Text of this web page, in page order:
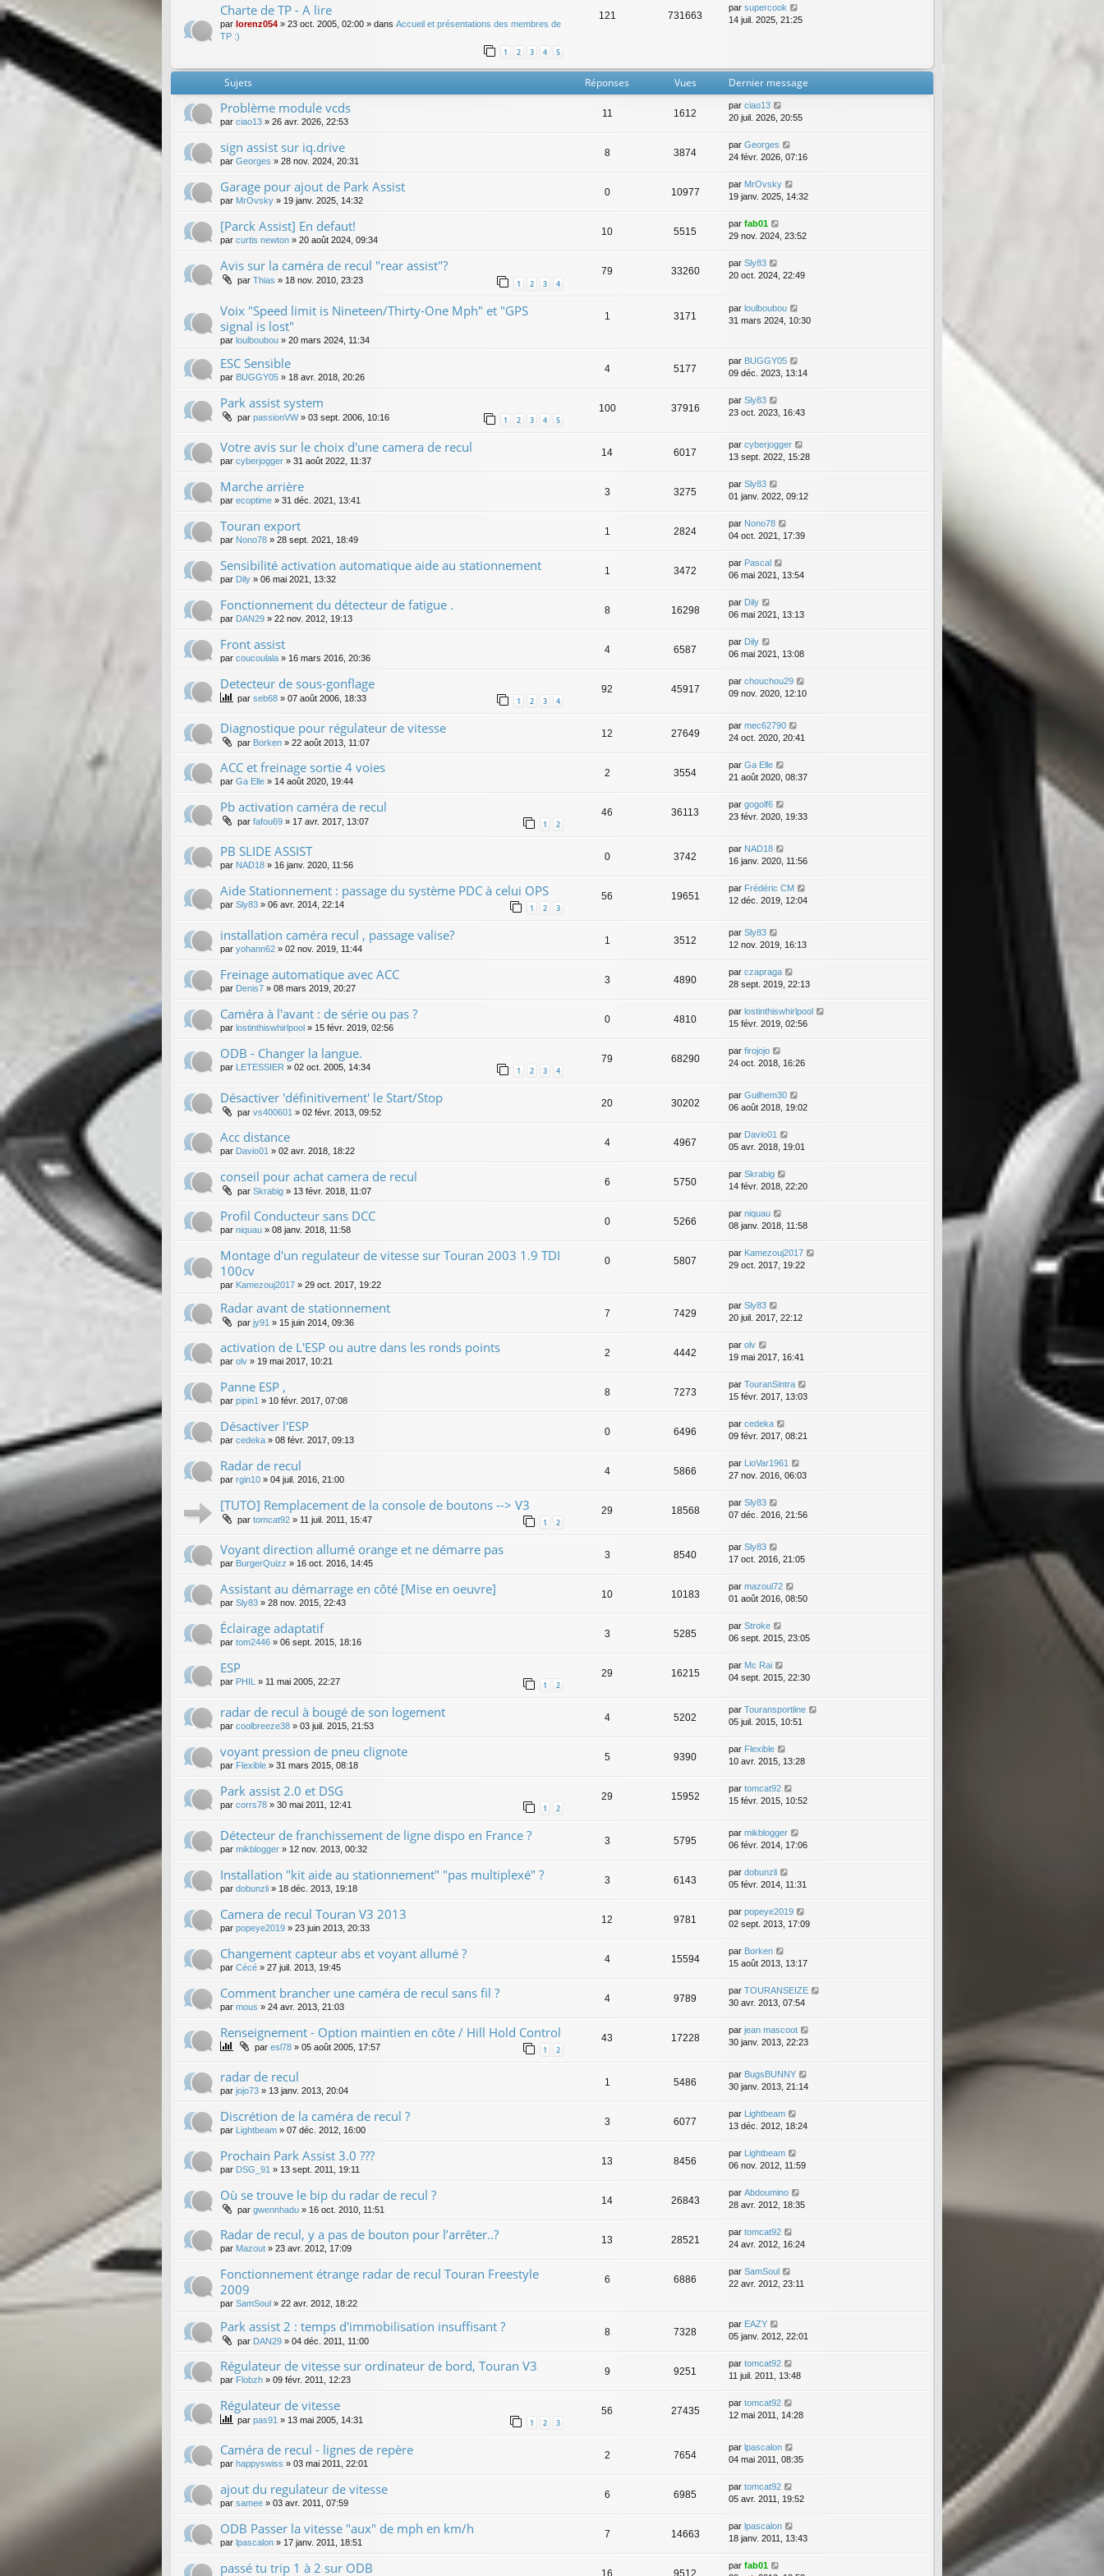
Charte de TP - A lire
par lorenz054 » 23 oct. 2005, 02:00 » dans Accueil et présentations des membres de
TP :)
1 2 3 4 5
121 731663
par supercook
14 juil. 2025, 21:25
Sujets Réponses Vues Dernier message
Problème module vcds
par ciao13 » 26 avr. 2026, 22:53
11 1612
par ciao13
20 juil. 2026, 20:55
sign assist sur iq.drive
par Georges » 28 nov. 2024, 20:31
8 3874
par Georges
24 févr. 2026, 07:16
Garage pour ajout de Park Assist
par MrOvsky » 19 janv. 2025, 14:32
0 10977
par MrOvsky
19 janv. 2025, 14:32
[Parck Assist] En defaut!
par curtis newton » 20 août 2024, 09:34
10 5515
par fab01
29 nov. 2024, 23:52
Avis sur la caméra de recul "rear assist"?
par Thias » 18 nov. 2010, 23:23 1 2 3 4
79 33260
par Sly83
20 oct. 2024, 22:49
Voix "Speed limit is Nineteen/Thirty-One Mph" et "GPS
signal is lost"
par loulboubou » 20 mars 2024, 11:34
1 3171
par loulboubou
31 mars 2024, 10:30
ESC Sensible
par BUGGY05 » 18 avr. 2018, 20:26
4 5177
par BUGGY05
09 déc. 2023, 13:14
Park assist system
par passionVW» 03 sept. 2006, 10:16 1 2 3 4 5
100 37916
par Sly83
23 oct. 2023, 16:43
Votre avis sur le choix d'une camera de recul
par cyberjogger » 31 août 2022, 11:37
14 6017
par cyberjogger
13 sept. 2022, 15:28
Marche arrière
par ecoptime » 31 déc. 2021, 13:41
3 3275
par Sly83
01 janv. 2022, 09:12
Touran export
par Nono78 » 28 sept. 2021, 18:49
1 2824
par Nono78
04 oct. 2021, 17:39
Sensibilité activation automatique aide au stationnement
par Dily » 06 mai 2021, 13:32
1 3472
par Pascal
06 mai 2021, 13:54
Fonctionnement du détecteur de fatigue .
par DAN29 » 22 nov. 2012, 19:13
8 16298
par Dily
06 mai 2021, 13:13
Front assist
par coucoulala » 16 mars 2016, 20:36
4 6587
par Dily
06 mai 2021, 13:08
Detecteur de sous-gonflage
par seb68 » 07 août 2006, 18:33 1 2 3 4
92 45917
par chouchou29
09 nov. 2020, 12:10
Diagnostique pour régulateur de vitesse
par Borken » 22 août 2013, 11:07
12 27649
par mec62790
24 oct. 2020, 20:41
ACC et freinage sortie 4 voies
par Ga Elle » 14 août 2020, 19:44
2 3554
par Ga Elle
21 août 2020, 08:37
Pb activation caméra de recul
par fafou69 » 17 avr. 2017, 13:07 1 2
46 36113
par gogolf6
23 févr. 2020, 19:33
PB SLIDE ASSIST
par NAD18 » 16 janv. 2020, 11:56
0 3742
par NAD18
16 janv. 2020, 11:56
Aide Stationnement : passage du système PDC à celui OPS
par Sly83 » 06 avr. 2014, 22:14 1 2 3
56 19651
par Frédéric CM
12 déc. 2019, 12:04
installation caméra recul , passage valise?
par yohann62 » 02 nov. 2019, 11:44
1 3512
par Sly83
12 nov. 2019, 16:13
Freinage automatique avec ACC
par Denis7 » 08 mars 2019, 20:27
3 4890
par czapraga
28 sept. 2019, 22:13
Caméra à l'avant : de série ou pas ?
par lostinthiswhirlpool » 15 févr. 2019, 02:56
0 4810
par lostinthiswhirlpool
15 févr. 2019, 02:56
ODB - Changer la langue.
par LETESSIER » 02 oct. 2005, 14:34 1 2 3 4
79 68290
par firojojo
24 oct. 2018, 16:26
Désactiver 'définitivement' le Start/Stop
par vs400601 » 02 févr. 2013, 09:52
20 30202
par Guilhem30
06 août 2018, 19:02
Acc distance
par Davio01 » 02 avr. 2018, 18:22
4 4967
par Davio01
05 avr. 2018, 19:01
conseil pour achat camera de recul
par Skrabig » 13 févr. 2018, 11:07
6 5750
par Skrabig
14 févr. 2018, 22:20
Profil Conducteur sans DCC
par niquau » 08 janv. 2018, 11:58
0 5266
par niquau
08 janv. 2018, 11:58
Montage d'un regulateur de vitesse sur Touran 2003 1.9 TDI
100cv
par Kamezouj2017 » 29 oct. 2017, 19:22
0 5807
par Kamezouj2017
29 oct. 2017, 19:22
Radar avant de stationnement
par jy91 » 15 juin 2014, 09:36
7 7429
par Sly83
20 juil. 2017, 22:12
activation de L'ESP ou autre dans les ronds points
par olv » 19 mai 2017, 10:21
2 4442
par olv
19 mai 2017, 16:41
Panne ESP ,
par pipin1 » 10 févr. 2017, 07:08
8 7273
par TouranSintra
15 févr. 2017, 13:03
Désactiver l'ESP
par cedeka » 08 févr. 2017, 09:13
0 6496
par cedeka
09 févr. 2017, 08:21
Radar de recul
par rgin10 » 04 juil. 2016, 21:00
4 5866
par LioVar1961
27 nov. 2016, 06:03
[TUTO] Remplacement de la console de boutons --> V3
par tomcat92 » 11 juil. 2011, 15:47 1 2
29 18568
par Sly83
07 déc. 2016, 21:56
Voyant direction allumé orange et ne démarre pas
par BurgerQuizz » 16 oct. 2016, 14:45
3 8540
par Sly83
17 oct. 2016, 21:05
Assistant au démarrage en côté [Mise en oeuvre]
par Sly83 » 28 nov. 2015, 22:43
10 10183
par mazoul72
01 août 2016, 08:50
Éclairage adaptatif
par tom2446 » 06 sept. 2015, 18:16
3 5285
par Stroke
06 sept. 2015, 23:05
ESP
par PHIL » 11 mai 2005, 22:27 1 2
29 16215
par Mc Rai
04 sept. 2015, 22:30
radar de recul à bougé de son logement
par coolbreeze38 » 03 juil. 2015, 21:53
4 5202
par Touransportline
05 juil. 2015, 10:51
voyant pression de pneu clignote
par Flexible » 31 mars 2015, 08:18
5 9390
par Flexible
10 avr. 2015, 13:28
Park assist 2.0 et DSG
par corrs78 » 30 mai 2011, 12:41 1 2
29 15952
par tomcat92
15 févr. 2015, 10:52
Détecteur de franchissement de ligne dispo en France ?
par mikblogger » 12 nov. 2013, 00:32
3 5795
par mikblogger
06 févr. 2014, 17:06
Installation "kit aide au stationnement" "pas multiplexé" ?
par dobunzli » 18 déc. 2013, 19:18
3 6143
par dobunzli
05 févr. 2014, 11:31
Camera de recul Touran V3 2013
par popeye2019 » 23 juin 2013, 20:33
12 9781
par popeye2019
02 sept. 2013, 17:09
Changement capteur abs et voyant allumé ?
par Cécé » 27 juil. 2013, 19:45
4 15594
par Borken
15 août 2013, 13:17
Comment brancher une caméra de recul sans fil ?
par mous » 24 avr. 2013, 21:03
4 9789
par TOURANSEIZE
30 avr. 2013, 07:54
Renseignement - Option maintien en côte / Hill Hold Control
par esl78 » 05 août 2005, 17:57 1 2
43 17228
par jean mascoot
30 janv. 2013, 22:23
radar de recul
par jojo73 » 13 janv. 2013, 20:04
1 5486
par BugsBUNNY
30 janv. 2013, 21:14
Discrétion de la caméra de recul ?
par Lightbeam » 07 déc. 2012, 16:00
3 6077
par
Lightbeam
13 déc. 2012, 18:24
Prochain Park Assist 3.0 ???
par DSG_91 » 13 sept. 2011, 19:11
13 8456
par
Lightbeam
06 nov. 2012, 11:59
Où se trouve le bip du radar de recul ?
par gwennhadu » 16 oct. 2010, 11:51
14 26843
par Abdoumino
28 avr. 2012, 18:35
Radar de recul, y a pas de bouton pour l’arrêter..?
par Mazout » 23 avr. 2012, 17:09
13 28521
par tomcat92
24 avr. 2012, 16:24
Fonctionnement étrange radar de recul Touran Freestyle
2009
par SamSoul » 22 avr. 2012, 18:22
6 6886
par SamSoul
22 avr. 2012, 23:11
Park assist 2 : temps d'immobilisation insuffisant ?
par DAN29 » 04 déc. 2011, 11:00
8 7328
par EAZY
05 janv. 2012, 22:01
Régulateur de vitesse sur ordinateur de bord, Touran V3
par Flobzh » 09 févr. 2011, 12:23
9 9251
par tomcat92
11 juil. 2011, 13:48
Régulateur de vitesse
par pas91 » 13 mai 2005, 14:31 1 2 3
56 27435
par tomcat92
12 mai 2011, 14:28
Caméra de recul - lignes de repère
par happyswiss » 03 mai 2011, 22:01
2 7654
par lpascalon
04 mai 2011, 08:35
ajout du regulateur de vitesse
par samee » 03 avr. 2011, 07:59
6 6985
par tomcat92
05 avr. 2011, 19:52
ODB Passer la vitesse "aux" de mph en km/h
par lpascalon » 17 janv. 2011, 18:51
7 14663
par lpascalon
18 janv. 2011, 13:43
passé tu trip 1 à 2 sur ODB par fab01